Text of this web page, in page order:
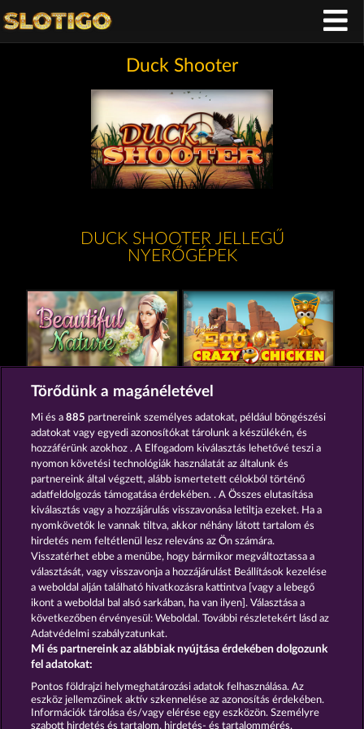
Duck Shooter
DUCK SHOOTER JELLEGŰ
NYERŐGÉPEK
Beautiful Nature Golden Ei of Moorhuhn
Majestic King Atlantic Wilds
Részvételi feltételek
Adatkezelési tájékoztató Impresszum
A cég GYIK Partnerprogram
Törődünk a magánéletével
Mi és a885 partnereink személyes adatokat, például böngészési
adatokat vagy egyedi azonosítókat tárolunk a készülékén, és
hozzáférünk azokhoz . A Elfogadom kiválasztás lehetővé teszi a
nyomon követési technológiák használatát az általunk és
partnereink által végzett, alább ismertetett célokból történő
adatfeldolgozás támogatása érdekében. . A Összes elutasítása
kiválasztás vagy a hozzájárulás visszavonása letiltja ezeket. Ha a
nyomkövetők le vannak tiltva, akkor néhány látott tartalom és
hirdetés nem feltétlenül lesz releváns az Ön számára.
Visszatérhet ebbe a menübe, hogy bármikor megváltoztassa a
választását, vagy visszavonja a hozzájárulást Beállítások kezelése
a weboldal alján található hivatkozásra kattintva [vagy a lebegő
ikont a weboldal bal alsó sarkában, ha van ilyen]. Választása a
következőben érvényesül: Weboldal. További részletekért lásd az
Adatvédelmi szabályzatunkat.
Mi és partnereink az alábbiak nyújtása érdekében dolgozunk
fel adatokat:
Pontos földrajzi helymeghatározási adatok felhasználása. Az
eszköz jellemzőinek aktív szkennelése az azonosítás érdekében.
Információk tárolása és/vagy elérése egy eszközön. Személyre
szabott hirdetés és tartalom, hirdetés- és tartalommérés,